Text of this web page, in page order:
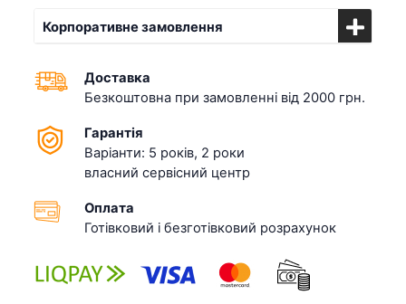
Корпоративне замовлення
Доставка
Безкоштовна при замовленні від 2000 грн.
Гарантія
Варіанти: 5 років, 2 роки
власний сервісний центр
Оплата
Готівковий і безготівковий розрахунок